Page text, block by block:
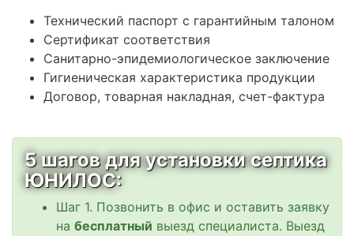
Технический паспорт с гарантийным талоном
Сертификат соответствия
Санитарно-эпидемиологическое заключение
Гигиеническая характеристика продукции
Договор, товарная накладная, счет-фактура
5 шагов для установки септика
ЮНИЛОС:
Шаг 1. Позвонить в офис и оставить заявку
на бесплатный выезд специалиста. Выезд